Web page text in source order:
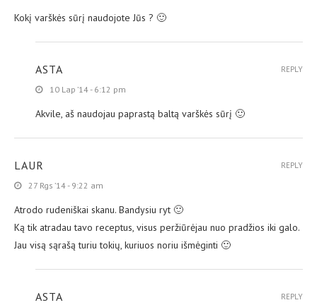
Kokį varškės sūrį naudojote Jūs ? 🙂
ASTA
10 Lap ’14 - 6:12 pm
Akvile, aš naudojau paprastą baltą varškės sūrį 🙂
REPLY
LAUR
27 Rgs ’14 - 9:22 am
Atrodo rudeniškai skanu. Bandysiu ryt 🙂
Ką tik atradau tavo receptus, visus peržiūrėjau nuo pradžios iki galo.
Jau visą sąrašą turiu tokių, kuriuos noriu išmėginti 🙂
REPLY
ASTA REPLY